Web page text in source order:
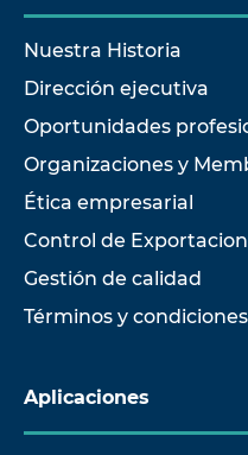
1-
0ID
Nuestra Historia
Dirección ejecutiva
Oportunidades
Organizaciones y
Ética empresarial
Control de
Gestión de calidad
Términos y condiciones
Aplicaciones